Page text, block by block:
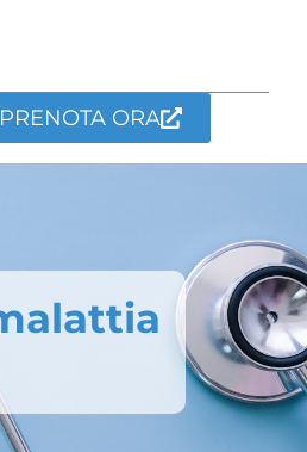
PRENOTA ORA